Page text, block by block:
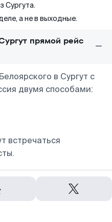
Сургута.
а не в выходные.
прямой рейс
в Сургут с
двумя способами:
встречаться